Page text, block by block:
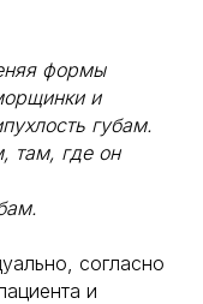
формы
и
губам.
там, где он
согласно
и